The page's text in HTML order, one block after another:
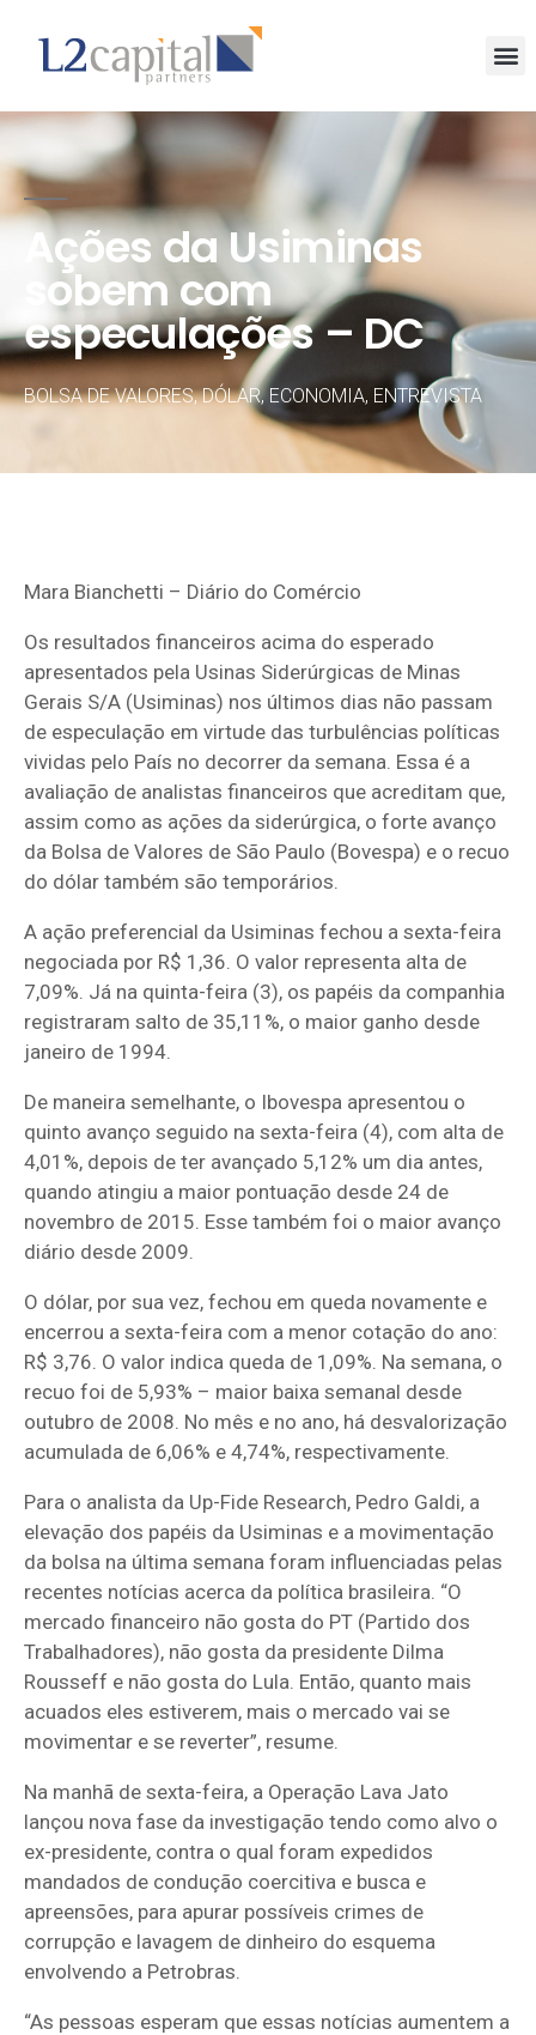
Ações da Usiminas
sobem com
especulações – DC
BOLSA DE VALORES,DÓLAR,ECONOMIA, ENTREVISTA
Mara Bianchetti – Diário do Comércio
Os resultados financeiros acima do esperado
apresentados pela Usinas Siderúrgicas de Minas
Gerais S/A (Usiminas) nos últimos dias não passam
de especulação em virtude das turbulências políticas
vividas pelo País no decorrer da semana. Essa é a
avaliação de analistas financeiros que acreditam que,
assim como as ações da siderúrgica, o forte avanço
da Bolsa de Valores de São Paulo (Bovespa) e o recuo
do dólar também são temporários.
A ação preferencial da Usiminas fechou a sexta-feira
negociada por R$ 1,36. O valor representa alta de
7,09%. Já na quinta-feira (3), os papéis da companhia
registraram salto de 35,11%, o maior ganho desde
janeiro de 1994.
De maneira semelhante, o Ibovespa apresentou o
quinto avanço seguido na sexta-feira (4), com alta de
4,01%, depois de ter avançado 5,12% um dia antes,
quando atingiu a maior pontuação desde 24 de
novembro de 2015. Esse também foi o maior avanço
diário desde 2009.
O dólar, por sua vez, fechou em queda novamente e
encerrou a sexta-feira com a menor cotação do ano:
R$ 3,76. O valor indica queda de 1,09%. Na semana, o
recuo foi de 5,93% – maior baixa semanal desde
outubro de 2008. No mês e no ano, há desvalorização
acumulada de 6,06% e 4,74%, respectivamente.
Para o analista da Up-Fide Research, Pedro Galdi, a
elevação dos papéis da Usiminas e a movimentação
da bolsa na última semana foram influenciadas pelas
recentes notícias acerca da política brasileira. “O
mercado financeiro não gosta do PT (Partido dos
Trabalhadores), não gosta da presidente Dilma
Rousseff e não gosta do Lula. Então, quanto mais
acuados eles estiverem, mais o mercado vai se
movimentar e se reverter”, resume.
Na manhã de sexta-feira, a Operação Lava Jato
lançou nova fase da investigação tendo como alvo o
ex-presidente, contra o qual foram expedidos
mandados de condução coercitiva e busca e
apreensões, para apurar possíveis crimes de
corrupção e lavagem de dinheiro do esquema
envolvendo a Petrobras.
“As pessoas esperam que essas notícias aumentem a